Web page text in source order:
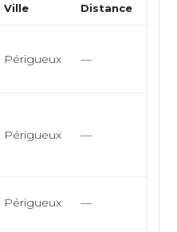
Ville Distance
Périgueux —
Périgueux —
Périgueux —